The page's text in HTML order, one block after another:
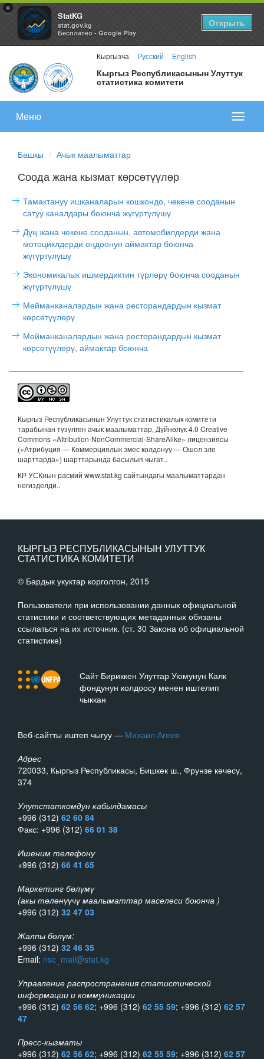
×
StatKG
stat.gov.kg
Бесплатно - Google Play
Открыть
Кыргызча Русский English
Кыргыз Республикасынын Улуттук
статистика комитети
меню
Меню
Башкы Ачык маалыматтар
Соода жана кызмат көрсөтүүлөр
Тамактануу ишканаларын кошкондо, чекене сооданын
сатуу каналдары боюнча жүгүртүлүшү
Дүң жана чекене сооданын, автомобилдерди жана
мотоциклдерди оңдоонун аймактар боюнча
жүгүртүлүшү
Экономикалык ишмердиктин түрлөрү боюнча сооданын
жүгүртүлүшү
Мейманканалардын жана ресторандардын кызмат
көрсөтүүлөрү
Мейманканалардын жана ресторандардын кызмат
көрсөтүүлөрү, аймактар боюнча
Кыргыз Республикасынын Улуттук статистикалык комитети
тарабынан түзүлгөн ачык маалыматтар, Дүйнөлүк 4.0 Creative
Commons «Attribution-NonCommercial-ShareAlike» лицензиясы
(«Атрибуция — Коммерциялык эмес колдонуу — Ошол эле
шарттарда») шарттарында басылып чыгат..
КР УСКнын расмий www.stat.kg сайтындагы маалыматтардан
негизделди..
КЫРГЫЗ РЕСПУБЛИКАСЫНЫН УЛУТТУК
СТАТИСТИКА КОМИТЕТИ
© Бардык укуктар корголгон, 2015
Пользователи при использовании данных официальной
статистики и соответствующих метаданных обязаны
ссылаться на их источник. (ст. 30 Закона об официальной
статистике)
Сайт Бириккен Улуттар Уюмунун Калк
фондунун колдоосу менен иштелип
чыккан
Веб-сайтты иштеп чыгуу — Михаил Агеев
Адрес
720033, Кыргыз Республикасы, Бишкек ш., Фрунзе көчөсү,
374
Улутстаткомдун кабылдамасы
+996 (312) 62 60 84
Факс: +996 (312) 66 01 38
Ишеним телефону
+996 (312) 66 41 65
Маркетинг бөлүмү
(акы төлөнүүчү маалыматтар маселеси боюнча )
+996 (312) 32 47 03
Жалпы бөлүм:
+996 (312) 32 46 35
Email: nsc_mail@stat.kg
Управление распространения статистической
информации и коммуникации
+996 (312) 62 56 62; +996 (312) 62 55 59; +996 (312) 62 57
47
Пресс-кызматы
+996 (312) 62 56 62; +996 (312) 62 55 59; +996 (312) 62 57